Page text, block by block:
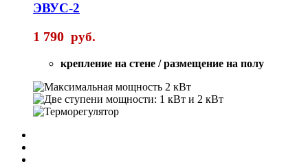
ЭВУС-2
1 790 руб.
крепление на стене / размещение на полу